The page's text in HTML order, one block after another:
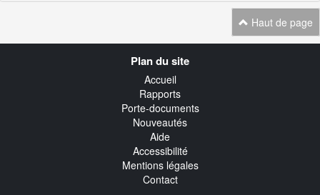
Haut de page
Plan du site
Accueil
Rapports
Porte-documents
Nouveautés
Aide
Accessibilité
Mentions légales
Contact